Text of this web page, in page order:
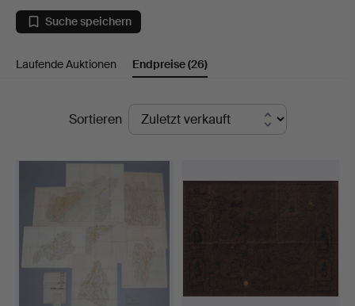
Auktionsmagasinet
Vänersborg
Suche speichern
Laufende Auktionen Endpreise(26)
EndpreiseSortieren